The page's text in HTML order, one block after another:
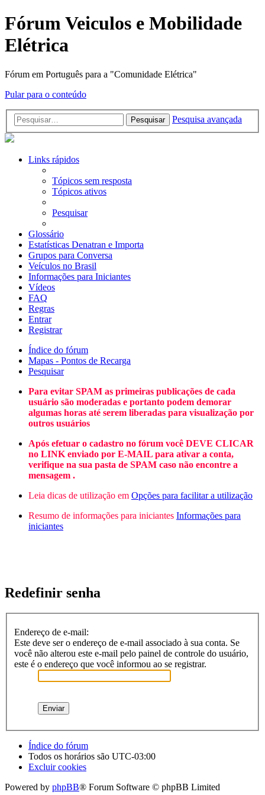
Fórum Veiculos e Mobilidade
Elétrica
Fórum em Português para a "Comunidade Elétrica"
Pular para o conteúdo
Pesquisar Pesquisa avançada
Links rápidos
Tópicos sem resposta
Tópicos ativos
Pesquisar
Glossário
Estatísticas Denatran e Importa
Grupos para Conversa
Veículos no Brasil
Informações para Iniciantes
Vídeos
FAQ
Regras
Entrar
Registrar
Índice do fórum
Mapas - Pontos de Recarga
Pesquisar
Para evitar SPAM as primeiras publicações de cada
usuário são moderadas e portanto podem demorar
algumas horas até serem liberadas para visualização por
outros usuários
Após efetuar o cadastro no fórum você DEVE CLICAR
no LINK enviado por E-MAIL para ativar a conta,
verifique na sua pasta de SPAM caso não encontre a
mensagem .
Leia dicas de utilização em Opções para facilitar a utilização
Resumo de informações para iniciantes Informações para
iniciantes
Redefinir senha
Endereço de e-mail:
Este deve ser o endereço de e-mail associado à sua conta. Se
você não alterou este e-mail pelo painel de controle do usuário,
este é o endereço que você informou ao se registrar.
Índice do fórum
Todos os horários são UTC-03:00
Excluir cookies
Powered by phpBB® Forum Software © phpBB Limited